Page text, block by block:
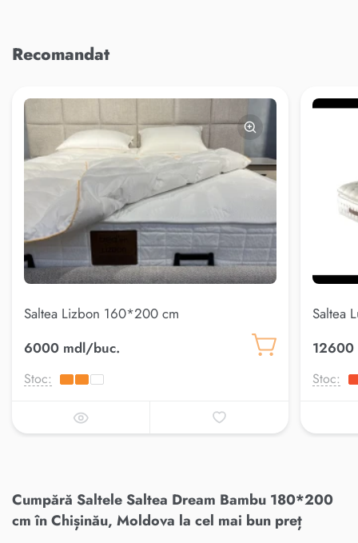
Recomandat
Saltea Lizbon 160*200 cm
6000 mdl/buc.
Stoc:
Saltea
Stoc:
Cumpără Saltele Saltea Dream Bambu 180*200
cm în Chișinău, Moldova la cel mai bun preț